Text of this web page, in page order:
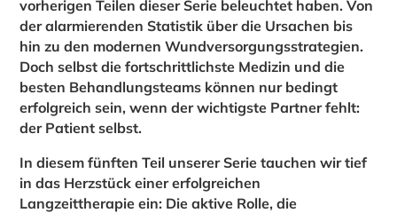
vorherigen Teilen dieser Serie beleuchtet haben. Von
der alarmierenden Statistik über die Ursachen bis
hin zu den modernen Wundversorgungsstrategien.
Doch selbst die fortschrittlichste Medizin und die
besten Behandlungsteams können nur bedingt
erfolgreich sein, wenn der wichtigste Partner fehlt:
der Patient selbst.
In diesem fünften Teil unserer Serie tauchen wir tief
in das Herzstück einer erfolgreichen
Langzeittherapie ein: Die aktive Rolle, die